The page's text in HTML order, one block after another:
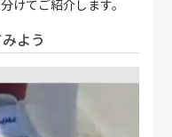
けてご紹介します。
よう